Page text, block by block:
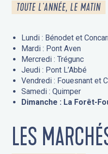
TOUTE L'ANNÉE, LE MATIN
Lundi : Bénodet et
Mardi : Pont Aven
Mercredi : Trégunc
Jeudi : Pont L’Abbé
Vendredi : Fouesnant et
Samedi : Quimper
Dimanche : La Forêt-
LES